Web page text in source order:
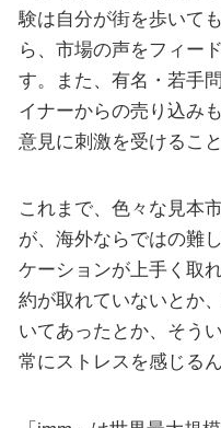
験は自分が街を歩いて
ら、市場の声をフィー
す。また、有名・若手
イナーからの売り込み
意見に刺激を受けるこ
これまで、色々な見本
が、海外ならではの難
ケーションが上手く取
約が取れていないとか
いてあったとか、そう
常にストレスを感じる